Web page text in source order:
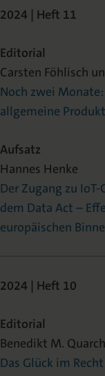
2024 | Heft 11
Editorial
Carsten Föhlisch
Noch zwei
allgemeine
Aufsatz
Hannes Henke
Der Zugang zu
dem Data Act –
europäischen
2024 | Heft 10
Editorial
Benedikt M. Quarch
Das Glück im Recht